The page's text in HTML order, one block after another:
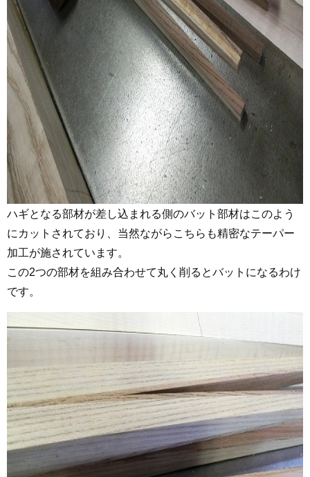
ハギとなる部材が差し込まれる側のバット部材はこのよう
にカットされており、当然ながらこちらも精密なテーパー
加工が施されています。
この2つの部材を組み合わせて丸く削るとバットになるわけ
です。